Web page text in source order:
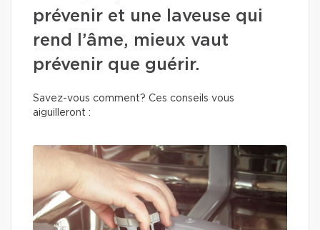
prévenir et une laveuse qui
rend l’âme, mieux vaut
prévenir que guérir.
Savez-vous comment? Ces conseils vous
aiguilleront :